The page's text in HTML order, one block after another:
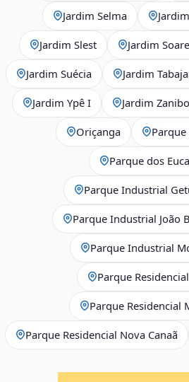
Jardim Selma
Jardim Slest Jardim
Jardim Suécia Jardim
Jardim Ypê I Jardim
Oriçanga
Parque dos
Parque Industrial
Parque Industrial João
Parque Industrial
Parque
Parque Residencial
Parque Residencial Nova Canaã